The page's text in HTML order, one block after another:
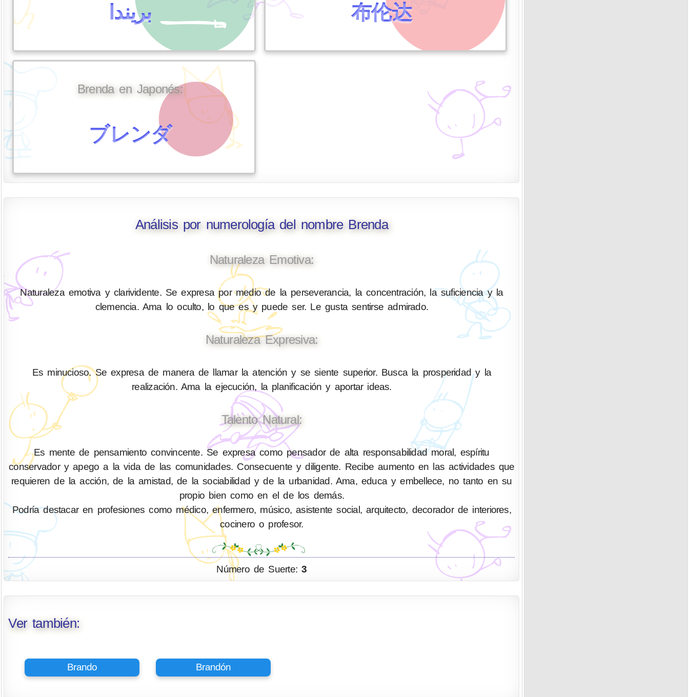
بريندا 布伦达
Brenda en Japonés:
ブレンダ
Análisis por numerología del nombre Brenda
Naturaleza Emotiva:
Naturaleza emotiva y clarividente. Se expresa por medio de la perseverancia, la concentración, la suficiencia y la
clemencia. Ama lo oculto, lo que es y puede ser. Le gusta sentirse admirado.
Naturaleza Expresiva:
Es minucioso. Se expresa de manera de llamar la atención y se siente superior. Busca la prosperidad y la
realización. Ama la ejecución, la planificación y aportar ideas.
Talento Natural:
Es mente de pensamiento convincente. Se expresa como pensador de alta responsabilidad moral, espíritu
conservador y apego a la vida de las comunidades. Consecuente y diligente. Recibe aumento en las actividades que
requieren de la acción, de la amistad, de la sociabilidad y de la urbanidad. Ama, educa y embellece, no tanto en su
propio bien como en el de los demás.
Podría destacar en profesiones como médico, enfermero, músico, asistente social, arquitecto, decorador de interiores,
cocinero o profesor.
Número de Suerte:3
Ver también:
Brando Brandón